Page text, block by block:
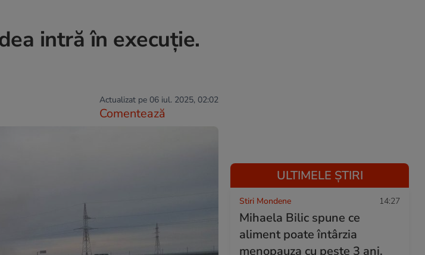
intră în execuție.
Actualizat pe 06 iul. 2025, 02:02
Comentează
ULTIMELE ȘTIRI
Stiri Mondene 14:27
Mihaela Bilic spune ce
aliment poate întârzia
menopauza cu peste 3 ani.